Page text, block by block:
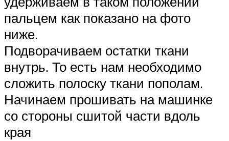
пальцем как показано на фото
ниже.
Подворачиваем остатки ткани
внутрь. То есть нам необходимо
сложить полоску ткани пополам.
Начинаем прошивать на машинке
со стороны сшитой части вдоль
края